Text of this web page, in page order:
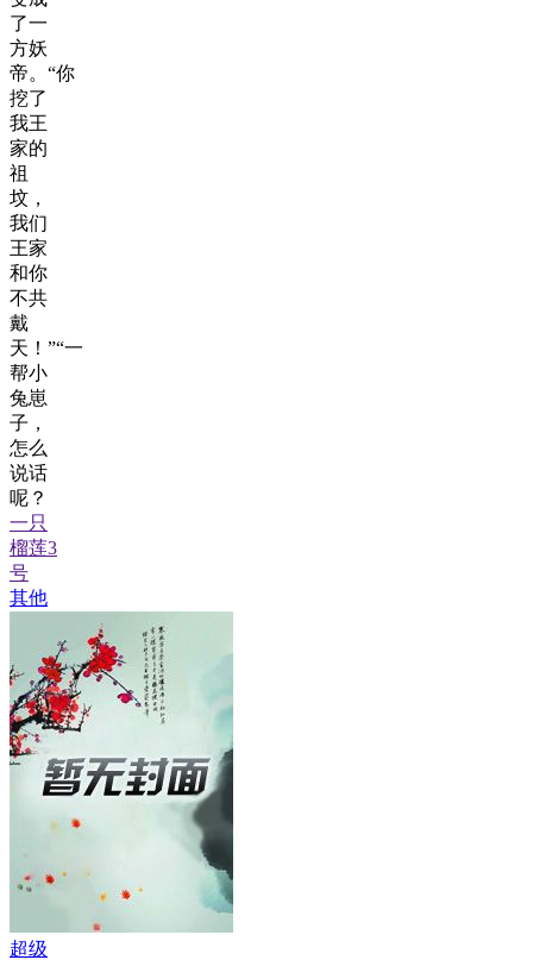
了一
方妖
帝。“你
挖了
我王
家的
祖
坟，
我们
王家
和你
不共
戴
天！”“一
帮小
兔崽
子，
怎么
说话
呢？
一只
榴莲3
号
其他
超级